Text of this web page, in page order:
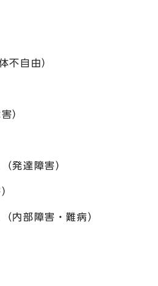
不自由）
）
発達障害）
）
（内部障害・難病）